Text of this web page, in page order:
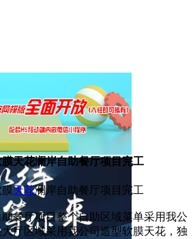
天花澜岸自助餐厅项目完工
天花澜岸自助餐厅项目完工
餐厅项目整个自助区域菜单采用我公
厅区域采用我公司造型软膜天花，独